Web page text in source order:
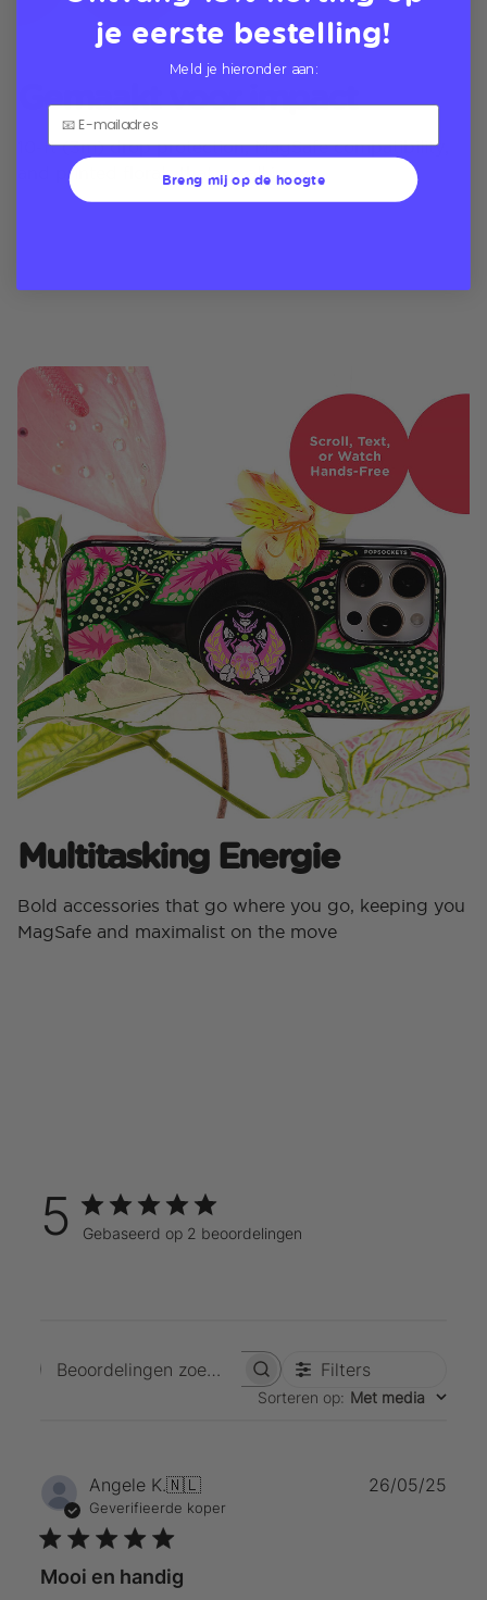
Gemaakt voor impact
10-ft (3m) drop protection, MagSafe compatibility,
and printed florals that go all in
Multitasking Energie​
Bold accessories that go where you go, keeping you
MagSafe and maximalist on the move
5 Gebaseerd op 2 beoordelingen
Beoordelingen zoekenFilters
Sorteren op: Met media
Angele K.🇳🇱
Geverifieerde koper
Mooi en handig
26/05/25
je eerste bestelling!
Meld je hieronder aan:
Breng mij op de hoogte